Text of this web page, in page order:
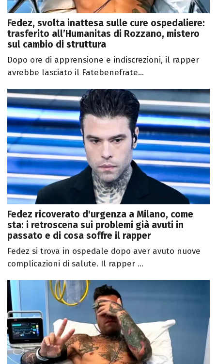
Fedez, svolta inattesa sulle cure ospedaliere:
trasferito all’Humanitas di Rozzano, mistero
sul cambio di struttura
Dopo ore di apprensione e indiscrezioni, il rapper
avrebbe lasciato il Fatebenefrate...
Fedez ricoverato d'urgenza a Milano, come
sta: i retroscena sui problemi già avuti in
passato e di cosa soffre il rapper
Fedez si trova in ospedale dopo aver avuto nuove
complicazioni di salute. Il rapper ...